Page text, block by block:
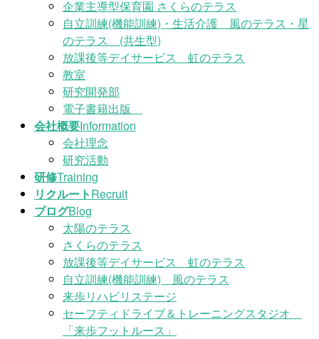
企業主導型保育園 さくらのテラス
自立訓練(機能訓練)・生活介護 風のテラス・星
のテラス (共生型)
放課後等デイサービス 虹のテラス
教室
研究開発部
電子書籍出版
会社概要Information
会社理念
研究活動
研修Training
リクルートRecruit
ブログBlog
太陽のテラス
さくらのテラス
放課後等デイサービス 虹のテラス
自立訓練(機能訓練) 風のテラス
来歩リハビリステージ
セーフティドライブ＆トレーニングスタジオ
「来歩フットルース」